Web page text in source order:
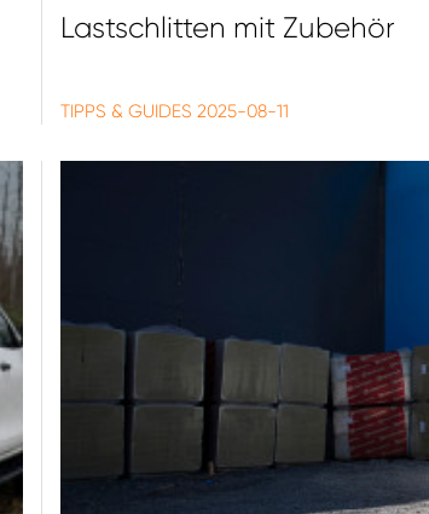
Lastschlitten mit Zubehör
TIPPS & GUIDES 2025-08-11